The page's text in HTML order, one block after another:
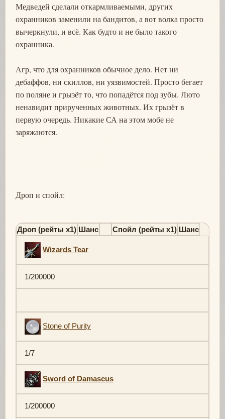
Медведей сделали откармливаемыми, других
охранников заменили на бандитов, а вот волка просто
вычеркнули, и всё. Как будто и не было такого
охранника.
Агр, что для охранников обычное дело. Нет ни
дебаффов, ни скиллов, ни уязвимостей. Просто бегает
по поляне и грызёт то, что попадётся под зубы. Люто
ненавидит прирученных животных. Их грызёт в
первую очередь. Никакие СА на этом мобе не
заряжаются.
Дроп и спойл:
Дроп (рейты х1) Шанс Спойл (рейты х1) Шанс
Wizards Tear
1/200000
Stone of Purity
1/7
Sword of Damascus
1/200000